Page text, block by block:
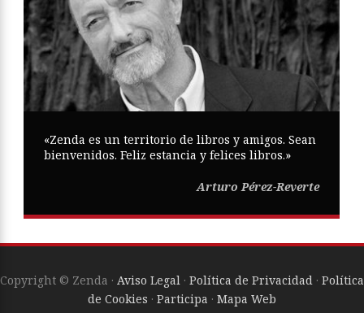
«Zenda es un territorio de libros y amigos. Sean
bienvenidos. Feliz estancia y felices libros.»
Arturo Pérez-Reverte
Copyright © Zenda · Aviso Legal · Política de Privacidad · Política
de Cookies · Participa · Mapa Web